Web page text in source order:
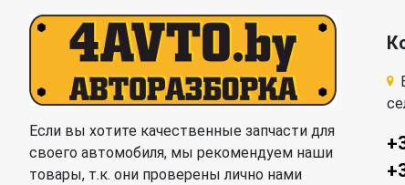
Если вы хотите качественные запчасти для
своего автомобиля, мы рекомендуем наши
товары, т.к. они проверены лично нами